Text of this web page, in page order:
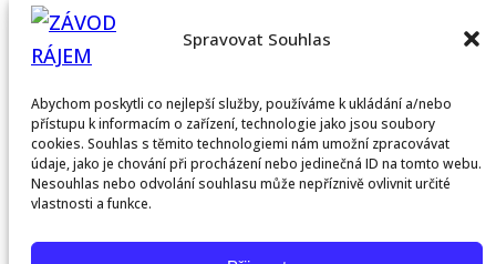
Spravovat Souhlas
Abychom poskytli co nejlepší služby, používáme k ukládání a/nebo
přístupu k informacím o zařízení, technologie jako jsou soubory
cookies. Souhlas s těmito technologiemi nám umožní zpracovávat
údaje, jako je chování při procházení nebo jedinečná ID na tomto webu.
Nesouhlas nebo odvolání souhlasu může nepříznivě ovlivnit určité
vlastnosti a funkce.
FacebookInstagram
Domů
Trénink
Adventure